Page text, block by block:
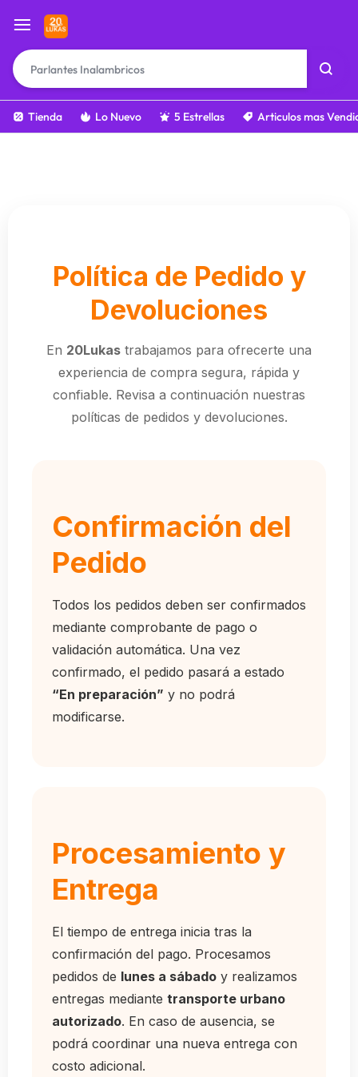
Tienda Lo Nuevo 5 Estrellas Articulos mas
Política de Pedido y
Devoluciones
En 20Lukas trabajamos para ofrecerte una
experiencia de compra segura, rápida y
confiable. Revisa a continuación nuestras
políticas de pedidos y devoluciones.
Confirmación del
Pedido
Todos los pedidos deben ser confirmados
mediante comprobante de pago o
validación automática. Una vez
confirmado, el pedido pasará a estado
“En preparación” y no podrá
modificarse.
Procesamiento y
Entrega
El tiempo de entrega inicia tras la
confirmación del pago. Procesamos
pedidos de lunes a sábado y realizamos
entregas mediante transporte urbano
autorizado. En caso de ausencia, se
podrá coordinar una nueva entrega con
costo adicional.